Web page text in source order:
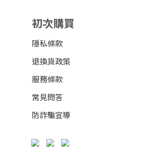
初次購買
隱私條款
退換貨政策
服務條款
常見問答
防詐騙宣導